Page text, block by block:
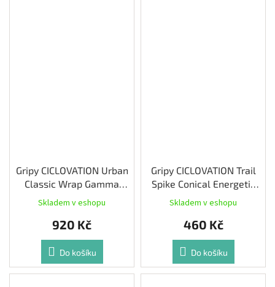
Gripy CICLOVATION Urban
Classic Wrap Gamma
Platinum
Skladem v eshopu
920 Kč
Do košíku
Gripy CICLOVATION Trail
Spike Conical Energetic
Orange
Skladem v eshopu
460 Kč
Do košíku